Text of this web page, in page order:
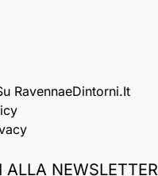
RavennaeDintorni.it
ALLA NEWSLETTER